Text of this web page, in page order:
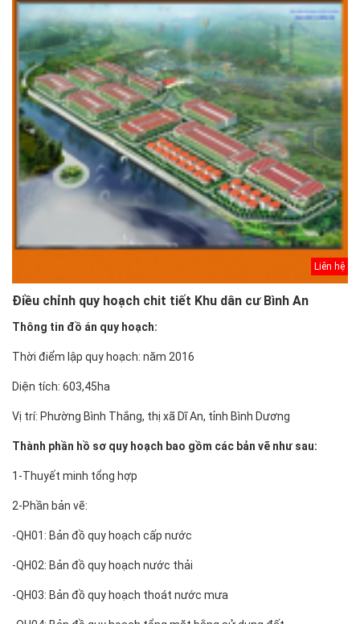
Liên hệ
Điều chỉnh quy hoạch chit tiết Khu dân cư Bình An
Thông tin đồ án quy hoạch:
Thời điểm lập quy hoạch: năm 2016
Diện tích: 603,45ha
Vị trí: Phường Bình Thắng, thị xã Dĩ An, tỉnh Bình Dương
Thành phần hồ sơ quy hoạch bao gồm các bản vẽ như sau:
1-Thuyết minh tổng hợp
2-Phần bản vẽ:
-QH01: Bản đồ quy hoạch cấp nước
-QH02: Bản đồ quy hoạch nước thải
-QH03: Bản đồ quy hoạch thoát nước mưa